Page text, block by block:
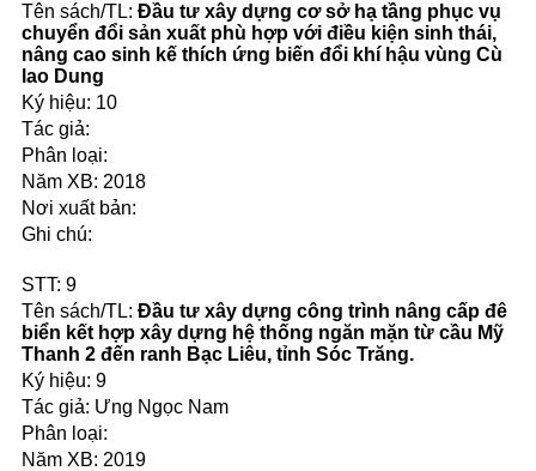
Đầu tư xây dựng cơ sở hạ tầng phục vụ
chuyển đổi sản xuất phù hợp với điều kiện sinh thái,
nâng cao sinh kế thích ứng biến đổi khí hậu vùng Cù
lao Dung
10
2018
9
Đầu tư xây dựng công trình nâng cấp đê
biển kết hợp xây dựng hệ thống ngăn mặn từ cầu Mỹ
Thanh 2 đến ranh Bạc Liêu, tỉnh Sóc Trăng.
9
Ưng Ngọc Nam
2019